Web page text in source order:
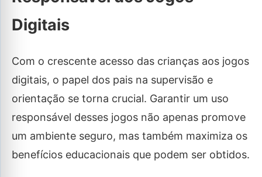
Digitais
Com o crescente acesso das crianças aos jogos
digitais, o papel dos pais na supervisão e
orientação se torna crucial. Garantir um uso
responsável desses jogos não apenas promove
um ambiente seguro, mas também maximiza os
benefícios educacionais que podem ser obtidos.